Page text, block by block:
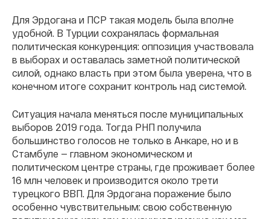
Для Эрдогана и ПСР такая модель была вполне
удобной. В Турции сохранялась формальная
политическая конкуренция: оппозиция участвовала
в выборах и оставалась заметной политической
силой, однако власть при этом была уверена, что в
конечном итоге сохранит контроль над системой.
Ситуация начала меняться после муниципальных
выборов 2019 года. Тогда РНП получила
большинство голосов не только в Анкаре, но и в
Стамбуле — главном экономическом и
политическом центре страны, где проживает более
16 млн человек и производится около трети
турецкого ВВП. Для Эрдогана поражение было
особенно чувствительным: свою собственную